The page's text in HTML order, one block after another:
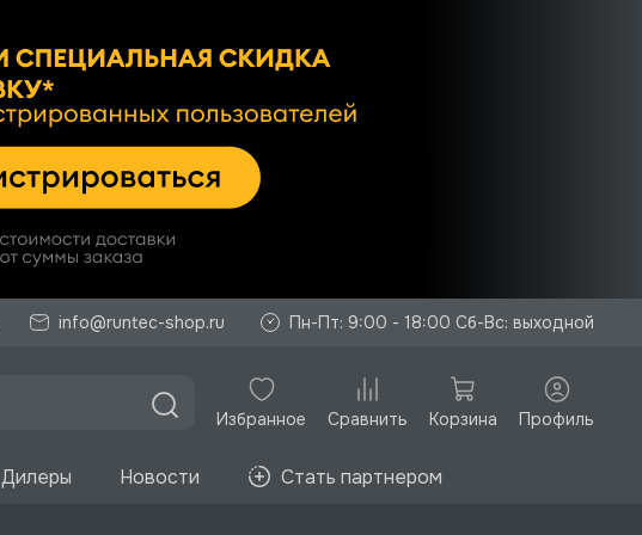
info@runtec-shop.ru Пн-Пт: 9:00 - 18:00 Сб-Вс: выходной
Избранное Сравнить Корзина Профиль
Дилеры Новости Стать партнером